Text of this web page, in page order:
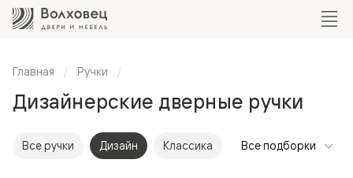
Главная Ручки
Дизайнерские дверные ручки
Все ручки Дизайн Классика Все подборки